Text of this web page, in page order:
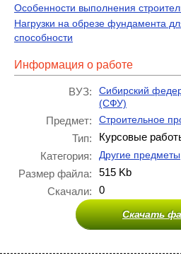
Особенности выполнения
Нагрузки на обрезе фундамента
способности
Информация о работе
ВУЗ:
Сибирский
(СФУ)
Предмет: Строительное
Тип:
Курсовые
Категория:
Другие предметы
Размер файла:
515 Kb
Скачали:
0
Скачать